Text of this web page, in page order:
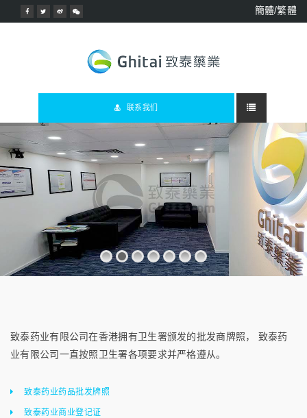
簡體/繁體
联系我们
致泰药业有限公司在香港拥有卫生署颁发的批发商牌照， 致泰药
业有限公司一直按照卫生署各项要求并严格遵从。
致泰药业药品批发牌照
致泰药业商业登记证